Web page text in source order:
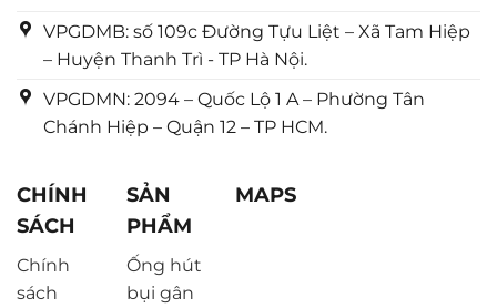
VPGDMB: số 109c Đường Tựu Liệt – Xã Tam Hiệp
– Huyện Thanh Trì - TP Hà Nội.
VPGDMN: 2094 – Quốc Lộ 1 A – Phường Tân
Chánh Hiệp – Quận 12 – TP HCM.
CHÍNH
SÁCH
Chính
sách
SẢN
PHẨM
Ống hút
bụi gân
MAPS